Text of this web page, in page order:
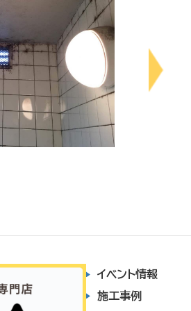
イベント情報
施工事例